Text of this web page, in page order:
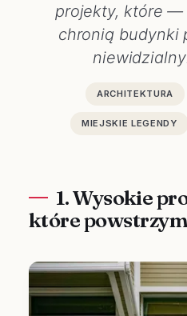
projekty, które —
chronią budynki
ARCHITEKTURA
MIEJSKIE LEGENDY
1. Wysokie
które